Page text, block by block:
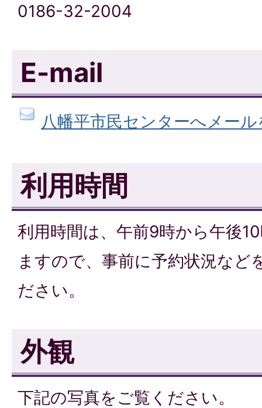
0186-32-2004
E-mail
八幡平市民センターへメー
利用時間
利用時間は、午前9時から午後
ますので、事前に予約状況など
ださい。
外観
下記の写真をご覧ください。